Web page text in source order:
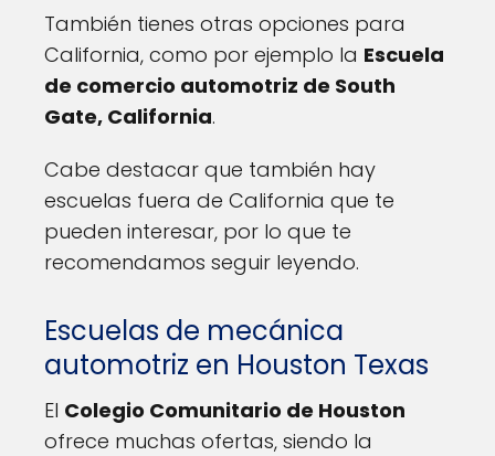
También tienes otras opciones para
California, como por ejemplo la Escuela
de comercio automotriz de South
Gate, California.
Cabe destacar que también hay
escuelas fuera de California que te
pueden interesar, por lo que te
recomendamos seguir leyendo.
Escuelas de mecánica
automotriz en Houston Texas
El Colegio Comunitario de Houston
ofrece muchas ofertas, siendo la